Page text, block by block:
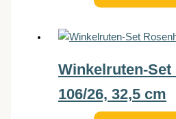
Winkelruten-Set
106/26, 32,5 cm